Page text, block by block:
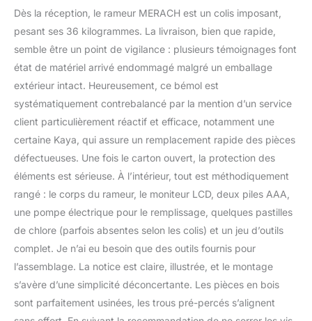
intense : ce rameur est
équipé de 12 pagaies qui
augmentent la résistance
résistance plus uniforme,
silencieuse et constante.
Chaque pagaie assure
un contact uniforme
avec la surface de l'eau,
assurant ainsi une
expérience de canottage
réaliste et intense. Facile
à ranger : l'appareil se
replie ou se place en
quelques secondes pour
économiser de l'espace.
Cette fonction peu
encombrante s'adapte à
votre espace de vie,
tandis que la finition
élégante en bois
Dès la réception, le rameur MERACH est un colis imposant,
pesant ses 36 kilogrammes. La livraison, bien que rapide,
semble être un point de vigilance : plusieurs témoignages font
état de matériel arrivé endommagé malgré un emballage
extérieur intact. Heureusement, ce bémol est
systématiquement contrebalancé par la mention d’un service
client particulièrement réactif et efficace, notamment une
certaine Kaya, qui assure un remplacement rapide des pièces
défectueuses. Une fois le carton ouvert, la protection des
éléments est sérieuse. À l’intérieur, tout est méthodiquement
rangé : le corps du rameur, le moniteur LCD, deux piles AAA,
une pompe électrique pour le remplissage, quelques pastilles
de chlore (parfois absentes selon les colis) et un jeu d’outils
complet. Je n’ai eu besoin que des outils fournis pour
l’assemblage. La notice est claire, illustrée, et le montage
s’avère d’une simplicité déconcertante. Les pièces en bois
sont parfaitement usinées, les trous pré-percés s’alignent